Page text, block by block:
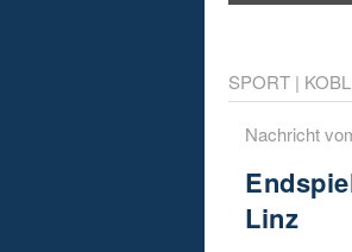
SPORT |
Nachricht
Linz